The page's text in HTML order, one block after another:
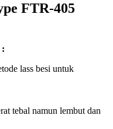
FTR-405
:
lass besi untuk
tebal namun lembut dan